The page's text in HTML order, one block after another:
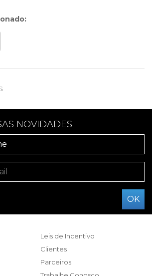
NOVIDADES
Leis de Incentivo
Clientes
Parceiros